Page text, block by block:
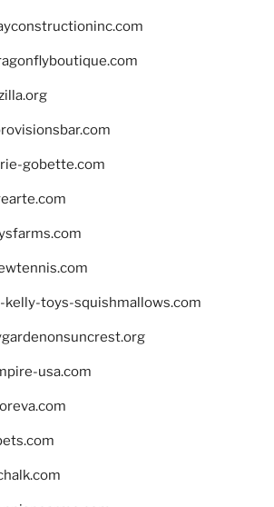
gobette.com
kelly-toys-squishmallows.com
usa.com